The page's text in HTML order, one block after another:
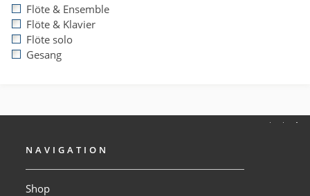
Flöte & Ensemble
Flöte & Klavier
Flöte solo
Gesang
NAVIGATION
Shop